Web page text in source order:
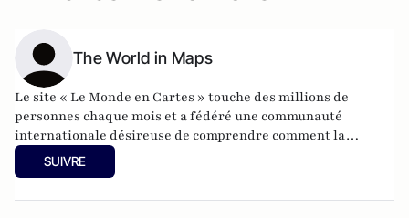
The World in Maps
Le site « Le Monde en Cartes » touche des millions de
personnes chaque mois et a fédéré une communauté
internationale désireuse de comprendre comment la
géographie influence la politique, la société et l’histoire. Nos
contenus sont partagés par des étudiants, des journalistes,
SUIVRE